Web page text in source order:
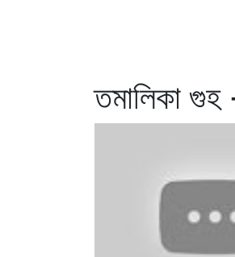
তমালিকা